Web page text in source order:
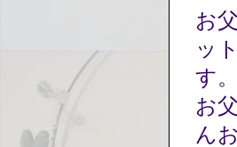
お
ッ
す。
お
ん